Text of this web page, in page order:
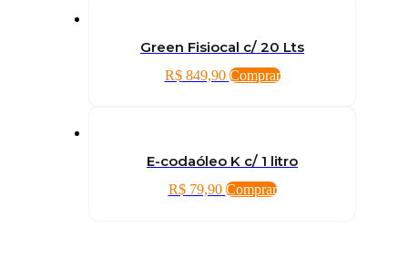
Green Fisiocal c/ 20 Lts
R$849,90 Comprar
E-codaóleo K c/ 1 litro
R$79,90 Comprar